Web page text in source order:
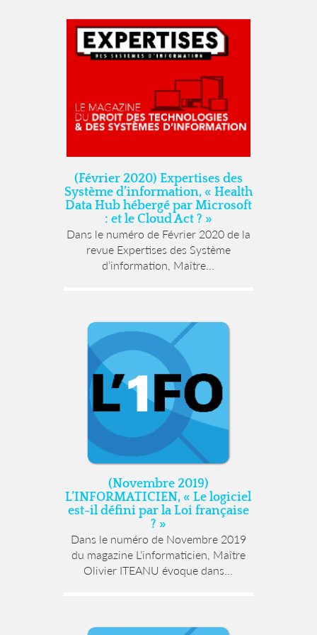
(Février 2020) Expertises des
Système d’information, « Health
Data Hub hébergé par Microsoft
: et le Cloud Act ? »
Dans le numéro de Février 2020 de la
revue Expertises des Système
d’information, Maître...
(Novembre 2019)
L’INFORMATICIEN, « Le logiciel
est-il défini par la Loi française
? »
Dans le numéro de Novembre 2019
du magazine L’informaticien, Maître
Olivier ITEANU évoque dans...